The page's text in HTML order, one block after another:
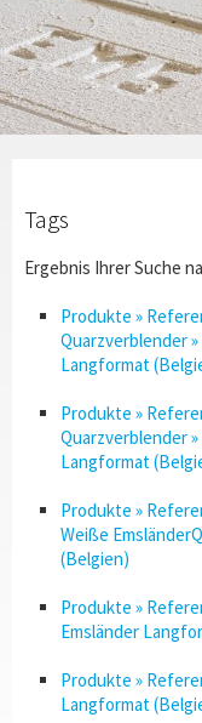
Tags
Ergebnis Ihrer Suche
Produkte »
Quarzverblender
Langformat
Produkte »
Quarzverblender
Langformat
Produkte »
Weiße
(Belgien)
Produkte »
Emsländer
Produkte »
Langformat